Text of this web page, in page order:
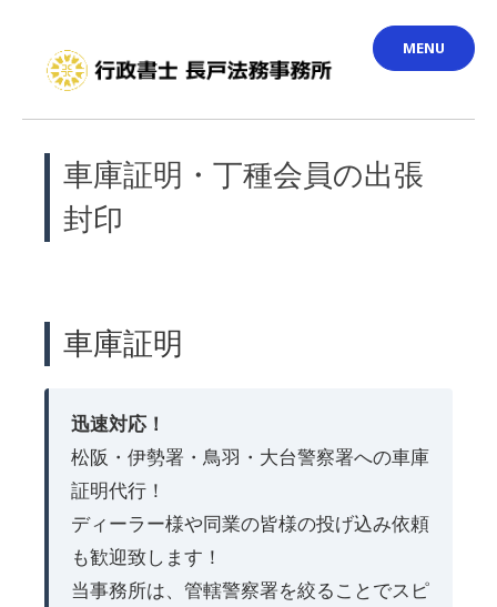
content
MENU
車庫証明・丁種会員の出張
封印
車庫証明
迅速対応！
松阪・伊勢署・鳥羽・大台警察署への車庫
証明代行！
ディーラー様や同業の皆様の投げ込み依頼
も歓迎致します！
当事務所は、管轄警察署を絞ることでスピ